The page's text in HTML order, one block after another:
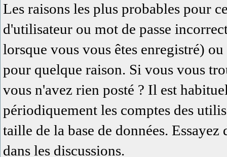
Les raisons les plus probables pour
d'utilisateur ou mot de passe
lorsque vous vous êtes enregistré)
pour quelque raison. Si vous vous
vous n'avez rien posté ? Il est
périodiquement les comptes des
taille de la base de données.
dans les discussions.